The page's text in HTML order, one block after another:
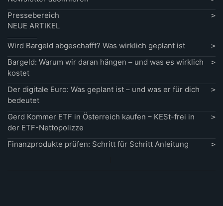
Pressebereich
NEUE ARTIKEL
Wird Bargeld abgeschafft? Was wirklich geplant ist
Bargeld: Warum wir daran hängen – und was es wirklich
kostet
Der digitale Euro: Was geplant ist – und was er für dich
bedeutet
Gerd Kommer ETF in Österreich kaufen – KESt-frei in
der ETF-Nettopolizze
Finanzprodukte prüfen: Schritt für Schritt Anleitung